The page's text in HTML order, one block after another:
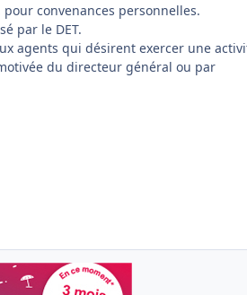
convenances personnelles.
par le DET.
agents qui désirent exercer une
du directeur général ou par